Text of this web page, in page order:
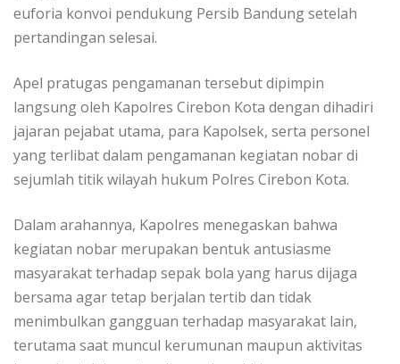
euforia konvoi pendukung Persib Bandung setelah
pertandingan selesai.
Apel pratugas pengamanan tersebut dipimpin
langsung oleh Kapolres Cirebon Kota dengan dihadiri
jajaran pejabat utama, para Kapolsek, serta personel
yang terlibat dalam pengamanan kegiatan nobar di
sejumlah titik wilayah hukum Polres Cirebon Kota.
Dalam arahannya, Kapolres menegaskan bahwa
kegiatan nobar merupakan bentuk antusiasme
masyarakat terhadap sepak bola yang harus dijaga
bersama agar tetap berjalan tertib dan tidak
menimbulkan gangguan terhadap masyarakat lain,
terutama saat muncul kerumunan maupun aktivitas